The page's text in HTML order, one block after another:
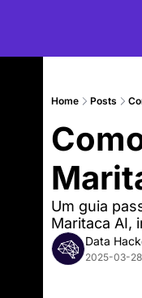
Home Posts
Um guia
Maritaca AI,
Data
2025-03-28